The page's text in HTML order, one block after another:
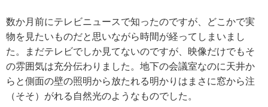
数か月前にテレビニュースで知ったのですが、どこかで実
物を見たいものだと思いながら時間が経ってしまいまし
た。まだテレビでしか見てないのですが、映像だけでもそ
の雰囲気は充分伝わりました。地下の会議室なのに天井か
らと側面の壁の照明から放たれる明かりはまさに窓から注
（そそ）がれる自然光のようなものでした。